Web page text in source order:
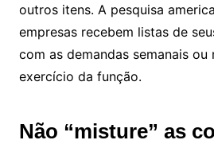
outros itens. A pesquisa
empresas recebem listas de
com as demandas semanais ou
exercício da função.
Não “misture” as